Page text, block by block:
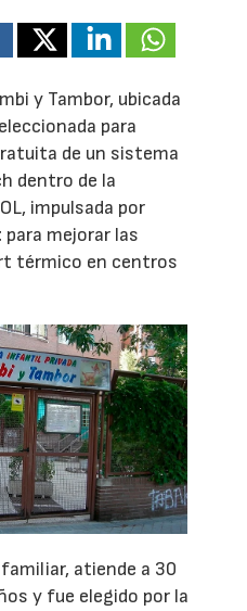
y Tambor, ubicada
para
de un sistema
dentro de la
impulsada por
para mejorar las
térmico en centros
atiende a 30
y fue elegido por la